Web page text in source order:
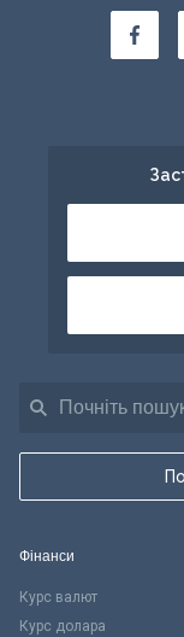
Фінанси
Курс валют
Курс долара